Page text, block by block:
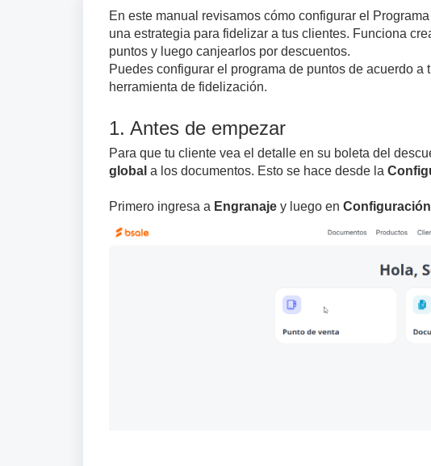
En este manual revisamos cómo configurar el
una estrategia para fidelizar a tus clientes. Funciona
puntos y luego canjearlos por descuentos.
Puedes configurar el programa de puntos de acuerdo
herramienta de fidelización.
1. Antes de empezar
Para que tu cliente vea el detalle en su boleta del
global a los documentos. Esto se hace desde la
Primero ingresa a Engranaje y luego en